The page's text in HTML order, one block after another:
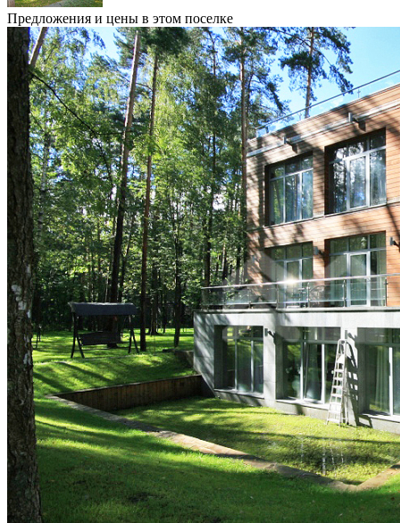
Предложения и цены в этом поселке